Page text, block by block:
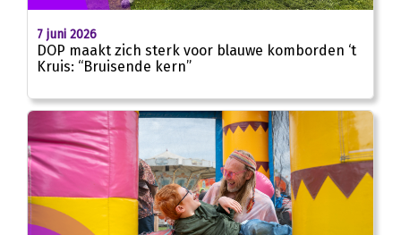
7 juni 2026
DOP maakt zich sterk voor blauwe komborden ‘t
Kruis: “Bruisende kern”